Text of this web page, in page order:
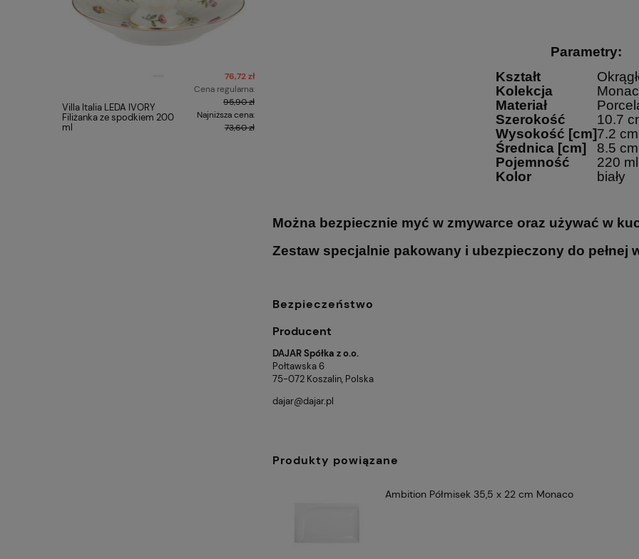
Villa Italia LEDA IVORY
Filiżanka ze spodkiem 200
ml
76,72 zł
Cena regularna:
95,90 zł
Najniższa cena:
73,60 zł
CARMANI Kubek 350 ml -
Gustav Klimt. Judith I
Parametry:
Kształt
Kolekcja
Materiał
Szerokość
10.7
Wysokość [cm]7.2 cm
Średnica [cm]
8.5 cm
Pojemność
220 ml
Kolor
biały
Można bezpiecznie myć w zmywarce oraz używać w
Zestaw specjalnie pakowany i ubezpieczony do pełnej
Bezpieczeństwo
Producent
DAJAR Spółka z o.o.
Połtawska 6
75-072 Koszalin, Polska
dajar@dajar.pl
Produkty powiązane
Ambition Półmisek 35,5 x 22 cm Monaco